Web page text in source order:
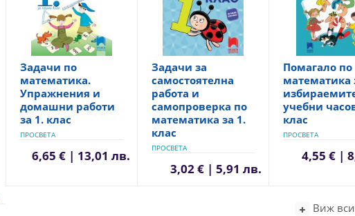
Задачи по
математика.
Упражнения и
домашни работи
за 1. клас
ПРОСВЕТА
6,65 € | 13,01 лв.
Задачи за
самостоятелна
работа и
самопроверка по
математика за 1.
клас
ПРОСВЕТА
3,02 € | 5,91 лв.
Помагало по
математика
учебни
клас
ПРОСВЕТА
4,55 € |
Виж